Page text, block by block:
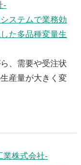
-
ステムで業務効
た多品種変量生
、需要や受注状
産量が大きく変
業株式会社-